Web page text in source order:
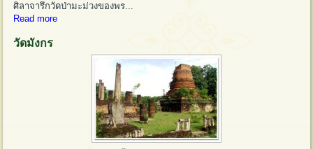
ศิลาจารึกวัดป่ามะม่วงของพร...
Read more
วัดมังกร